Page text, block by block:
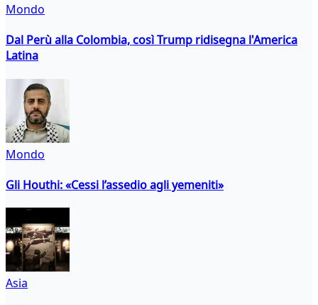
Mondo
Dal Perù alla Colombia, così Trump ridisegna l'America
Latina
Mondo
Gli Houthi: «Cessi l’assedio agli yemeniti»
Asia